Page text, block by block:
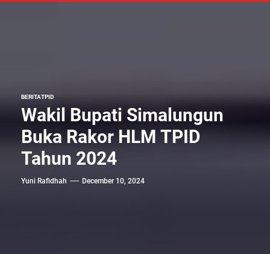
BERITATPID
Wakil Bupati Simalungun
Buka Rakor HLM TPID
Tahun 2024
Yuni Rafidhah December 10, 2024